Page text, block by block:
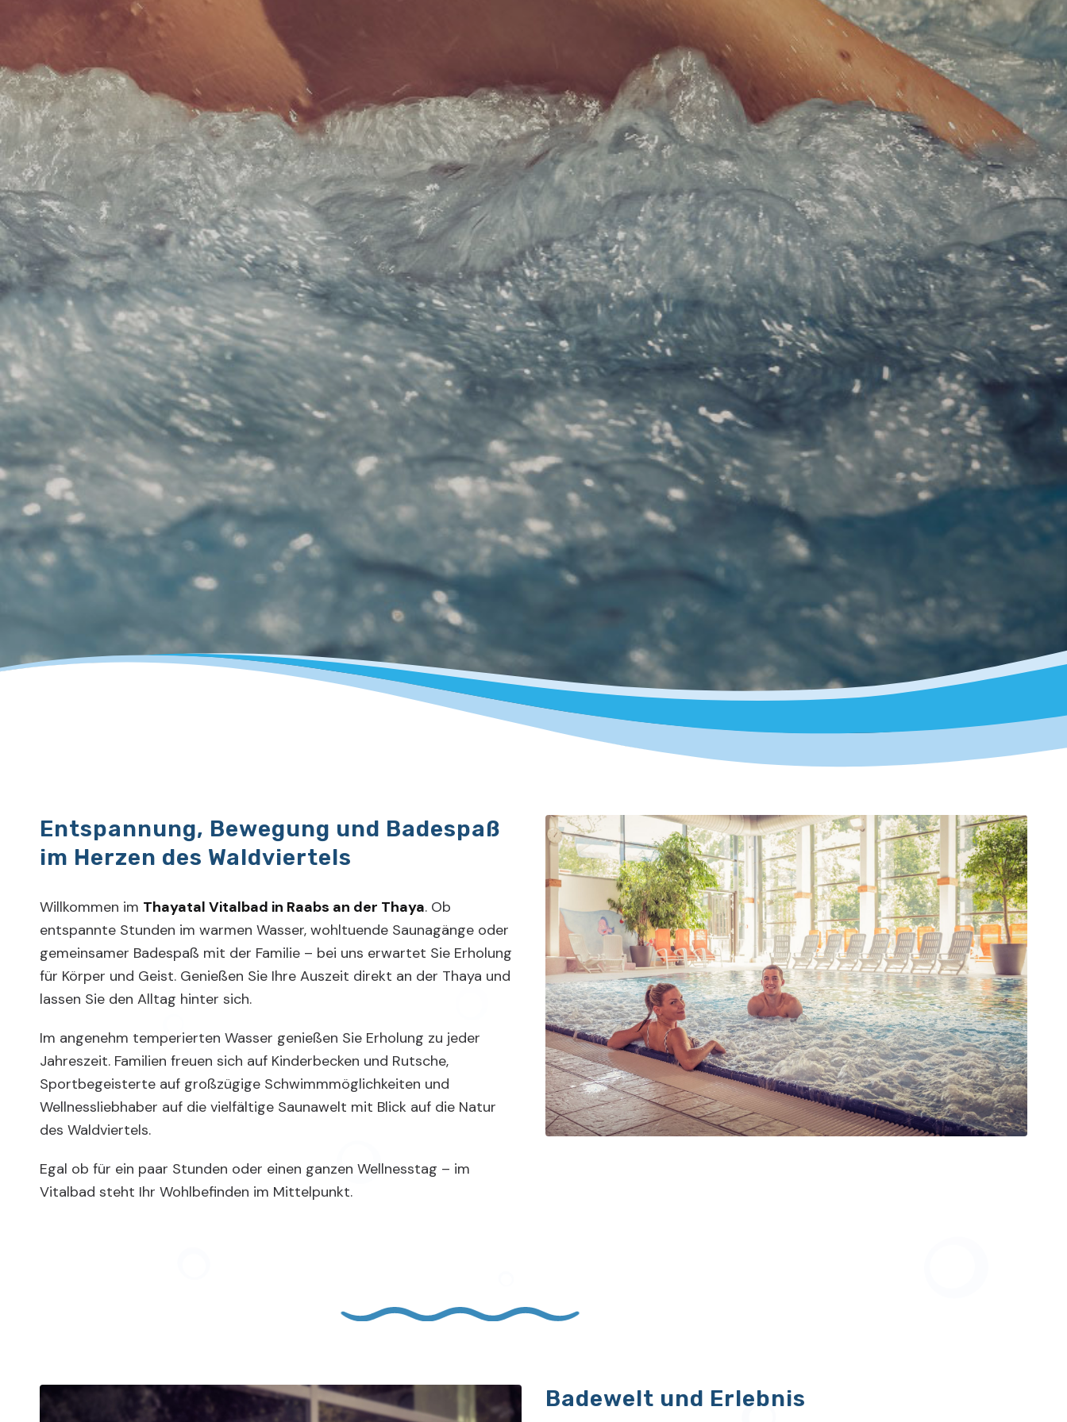
Entspannung, Bewegung und Badespaß
im Herzen des Waldviertels
Willkommen im Thayatal Vitalbad in Raabs an der Thaya. Ob
entspannte Stunden im warmen Wasser, wohltuende Saunagänge oder
gemeinsamer Badespaß mit der Familie – bei uns erwartet Sie Erholung
für Körper und Geist. Genießen Sie Ihre Auszeit direkt an der Thaya und
lassen Sie den Alltag hinter sich.
Im angenehm temperierten Wasser genießen Sie Erholung zu jeder
Jahreszeit. Familien freuen sich auf Kinderbecken und Rutsche,
Sportbegeisterte auf großzügige Schwimmmöglichkeiten und
Wellnessliebhaber auf die vielfältige Saunawelt mit Blick auf die Natur
des Waldviertels.
Egal ob für ein paar Stunden oder einen ganzen Wellnesstag – im
Vitalbad steht Ihr Wohlbefinden im Mittelpunkt.
Badewelt und Erlebnis